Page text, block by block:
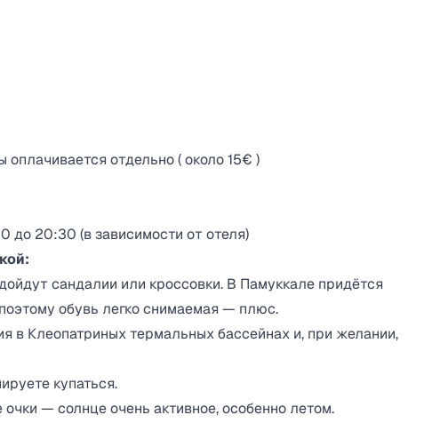
отдельно ( около 15€ )
до 20:30 (в зависимости от отеля)
сандалии или кроссовки. В Памуккале придётся
обувь легко снимаемая — плюс.
в Клеопатриных термальных бассейнах и, при желании,
купаться.
— солнце очень активное, особенно летом.